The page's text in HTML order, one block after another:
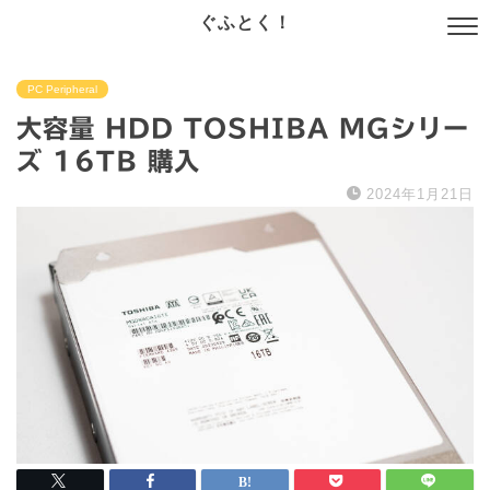
ぐふとく！
PC Peripheral
大容量 HDD TOSHIBA MGシリー
ズ 16TB 購入
2024年1月21日